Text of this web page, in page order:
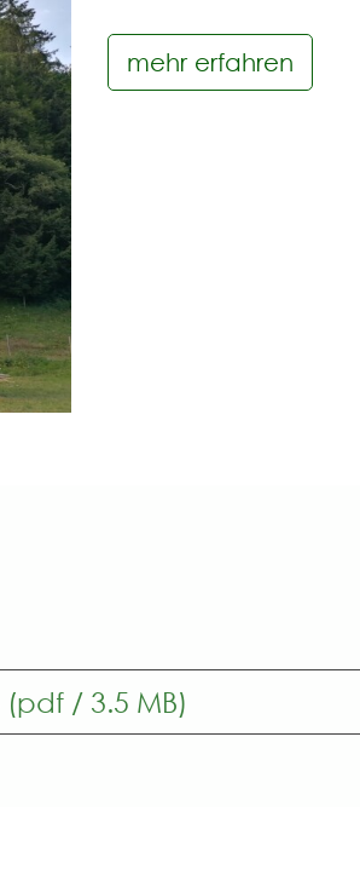
mehr erfahren
(pdf / 3.5 MB)